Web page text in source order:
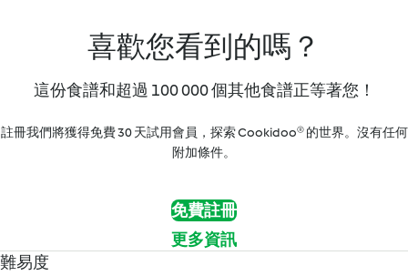
喜歡您看到的嗎？
這份食譜和超過 100 000 個其他食譜正等著您！
註冊我們將獲得免費 30 天試用會員，探索 Cookidoo® 的世界。沒有任何
附加條件。
免費註冊
更多資訊
難易度